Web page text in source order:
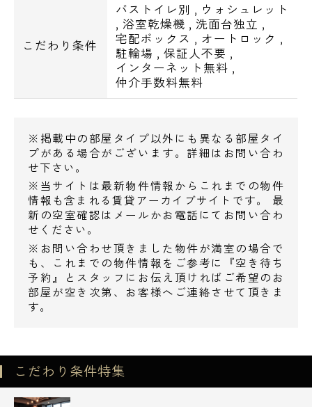
【周辺環境一覧】
郵便局・・・徒歩3分
ローソン・・・徒歩4分
まいばすけっと・・・徒歩5分
こだわり条件
バストイレ別 , ウォシュレット
, 浴室乾燥機 , 洗面台独立 ,
宅配ボックス , オートロック ,
駐輪場 ,保証人不要 ,
インターネット無料 ,
仲介手数料無料
※掲載中の部屋タイプ以外にも異なる部屋タイ
プがある場合がございます。詳細はお問い合わ
せ下さい。
※当サイトは最新物件情報からこれまでの物件
情報も含まれる賃貸アーカイブサイトです。 最
新の空室確認はメールかお電話にてお問い合わ
せください。
※お問い合わせ頂きました物件が満室の場合で
も、これまでの物件情報をご参考に『空き待ち
予約』とスタッフにお伝え頂ければご希望のお
部屋が空き次第、お客様へご連絡させて頂きま
す。
こだわり条件特集
メールでお問い合わせ
お問い合わせ